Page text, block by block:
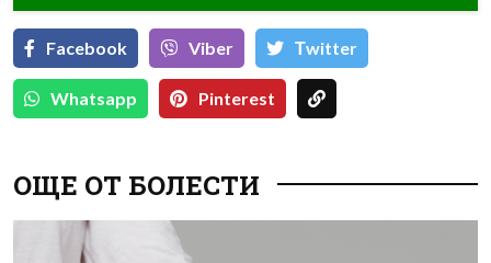
Facebook Viber Тwitter
Whatsapp Pinterest
ОЩЕ ОТ БОЛЕСТИ